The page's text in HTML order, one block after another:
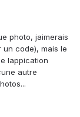
photo, jaimerais
code), mais le
lappication
autre